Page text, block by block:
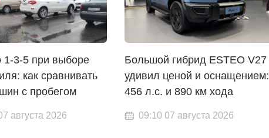
1-3-5 при выборе
как сравнивать
с пробегом
августа 2026
Большой гибрид ESTEO V27
удивил ценой и оснащением:
456 л.с. и 890 км хода
09:10 07 августа 2026